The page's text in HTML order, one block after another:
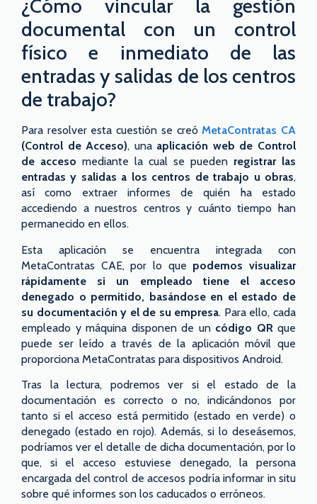
¿Cómo vincular la gestión
documental con un control
físico e inmediato de las
entradas y salidas de los centros
de trabajo?
Para resolver esta cuestión se creóMetaContratas CA
(Control de Acceso), una aplicación web de Control
de acceso mediante la cual se pueden registrar las
entradas y salidas a los centros de trabajo u obras,
así como extraer informes de quién ha estado
accediendo a nuestros centros y cuánto tiempo han
permanecido en ellos.
Esta aplicación se encuentra integrada con
MetaContratas CAE, por lo que podemos visualizar
rápidamente si un empleado tiene el acceso
denegado o permitido, basándose en el estado de
su documentación y el de su empresa. Para ello, cada
empleado y máquina disponen de un código QR que
puede ser leído a través de la aplicación móvil que
proporciona MetaContratas para dispositivos Android.
Tras la lectura, podremos ver si el estado de la
documentación es correcto o no, indicándonos por
tanto si el acceso está permitido (estado en verde) o
denegado (estado en rojo). Además, si lo deseásemos,
podríamos ver el detalle de dicha documentación, por lo
que, si el acceso estuviese denegado, la persona
encargada del control de accesos podría informar in situ
sobre qué informes son los caducados o erróneos.